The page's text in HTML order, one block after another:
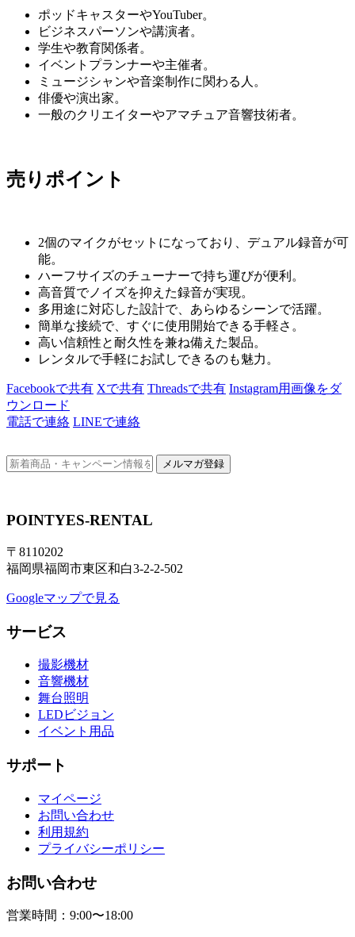
ポッドキャスターやYouTuber。
ビジネスパーソンや講演者。
学生や教育関係者。
イベントプランナーや主催者。
ミュージシャンや音楽制作に関わる人。
俳優や演出家。
一般のクリエイターやアマチュア音響技術者。
売りポイント
2個のマイクがセットになっており、デュアル録音が可
能。
ハーフサイズのチューナーで持ち運びが便利。
高音質でノイズを抑えた録音が実現。
多用途に対応した設計で、あらゆるシーンで活躍。
簡単な接続で、すぐに使用開始できる手軽さ。
高い信頼性と耐久性を兼ね備えた製品。
レンタルで手軽にお試しできるのも魅力。
Facebookで共有 Xで共有 Threadsで共有 Instagram用画像をダ
ウンロード
電話で連絡 LINEで連絡
メルマガ登録
POINTYES-RENTAL
〒8110202
福岡県福岡市東区和白3-2-2-502
Googleマップで見る
サービス
撮影機材
音響機材
舞台照明
LEDビジョン
イベント用品
サポート
マイページ
お問い合わせ
利用規約
プライバシーポリシー
お問い合わせ
営業時間：9:00〜18:00